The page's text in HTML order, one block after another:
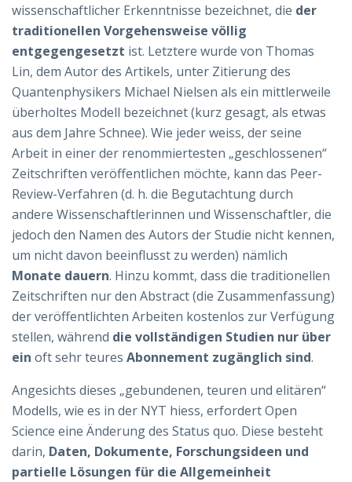
wissenschaftlicher Erkenntnisse bezeichnet, die der
traditionellen Vorgehensweise völlig
entgegengesetzt ist. Letztere wurde von Thomas
Lin, dem Autor des Artikels, unter Zitierung des
Quantenphysikers Michael Nielsen als ein mittlerweile
überholtes Modell bezeichnet (kurz gesagt, als etwas
aus dem Jahre Schnee). Wie jeder weiss, der seine
Arbeit in einer der renommiertesten „geschlossenen“
Zeitschriften veröffentlichen möchte, kann das Peer-
Review-Verfahren (d. h. die Begutachtung durch
andere Wissenschaftlerinnen und Wissenschaftler, die
jedoch den Namen des Autors der Studie nicht kennen,
um nicht davon beeinflusst zu werden) nämlich
Monate dauern. Hinzu kommt, dass die traditionellen
Zeitschriften nur den Abstract (die Zusammenfassung)
der veröffentlichten Arbeiten kostenlos zur Verfügung
stellen, während die vollständigen Studien nur über
ein oft sehr teures Abonnement zugänglich sind.
Angesichts dieses „gebundenen, teuren und elitären“
Modells, wie es in der NYT hiess, erfordert Open
Science eine Änderung des Status quo. Diese besteht
darin, Daten, Dokumente, Forschungsideen und
partielle Lösungen für die Allgemeinheit